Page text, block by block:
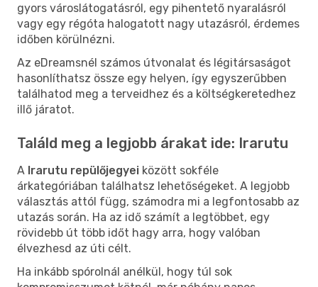
gyors városlátogatásról, egy pihentető nyaralásról
vagy egy régóta halogatott nagy utazásról, érdemes
időben körülnézni.
Az eDreamsnél számos útvonalat és légitársaságot
hasonlíthatsz össze egy helyen, így egyszerűbben
találhatod meg a terveidhez és a költségkeretedhez
illő járatot.
Találd meg a legjobb árakat ide: Irarutu
A Irarutu repülőjegyei között sokféle
árkategóriában találhatsz lehetőségeket. A legjobb
választás attól függ, számodra mi a legfontosabb az
utazás során. Ha az idő számít a legtöbbet, egy
rövidebb út több időt hagy arra, hogy valóban
élvezhesd az úti célt.
Ha inkább spórolnál anélkül, hogy túl sok